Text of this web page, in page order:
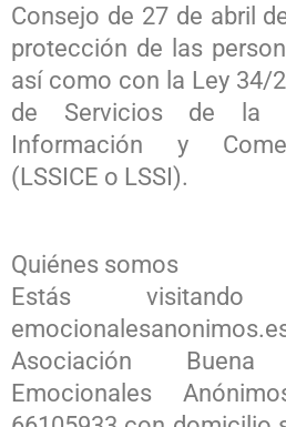
Consejo de 27 de abril
protección de las
así como con la Ley 34/
de Servicios de la
Información y
(LSSICE o LSSI).
Quiénes somos
Estás
Asociación
Emocionales